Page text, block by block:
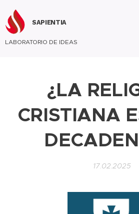
SAPIENTIA
LABORATORIO DE IDEAS
¿LA
CRISTIANA
17.02.2025